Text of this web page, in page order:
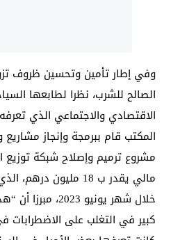
وفي إطار تأمين وتحسين ظروف
الصالح للشرب، نظرا لطابعها
الاقتصادي والاجتماعي الذي
المكتب قام ببرمجة وإنجاز
مشروع ترميم وإصلاح شبكة توزيع
مالي يقدر ب 18 مليون
خلال شهر يونيو
كبير في التغلب على الاضطرابات